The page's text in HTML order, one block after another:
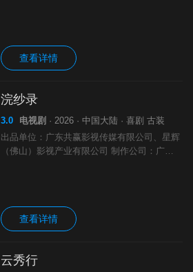
查看详情
浣纱录
3.0 电视剧 · 2026 · 中国大陆 · 喜剧 古装
出品单位：广东共赢影视传媒有限公司、星辉
（佛山）影视产业有限公司 制作公司：广东
查看详情
云秀行